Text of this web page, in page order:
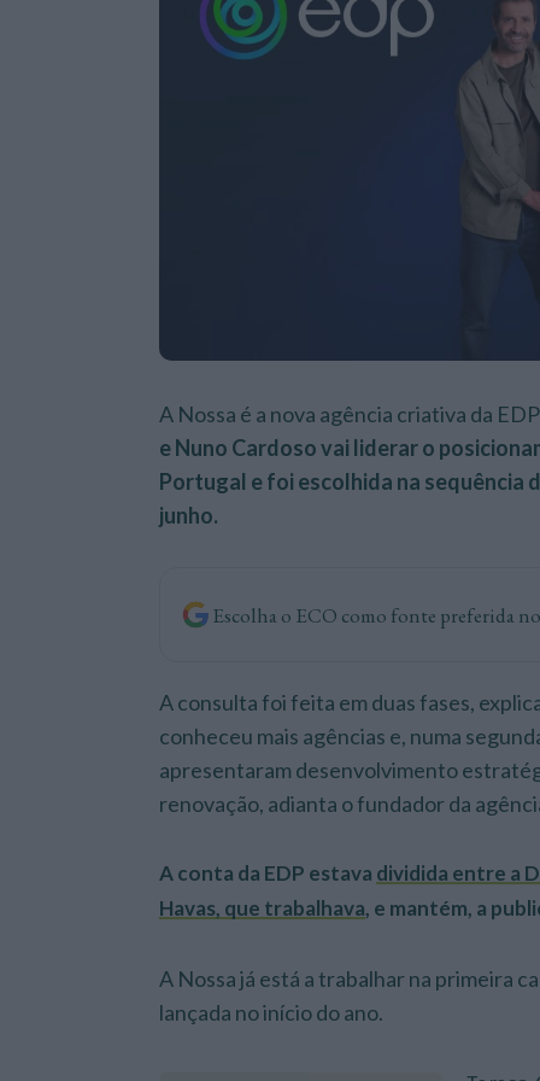
A Nossa é a nova agência criativa da
e Nuno Cardoso vai liderar o
Portugal e foi escolhida na sequência
junho.
Escolha o ECO como fonte preferida
A consulta foi feita em duas fases,
conheceu mais agências e, numa
apresentaram desenvolvimento
renovação, adianta o fundador da
A conta da EDP estava dividida entre a
Havas, que trabalhava, e mantém, a
A Nossa já está a trabalhar na primeira
lançada no início do ano.